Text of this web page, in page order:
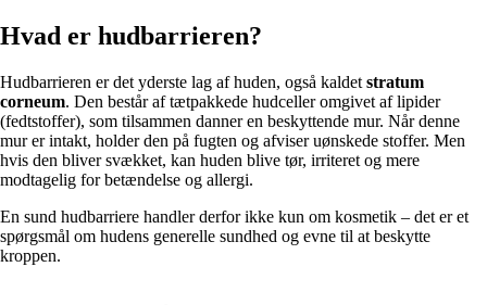
Hvad er hudbarrieren?
Hudbarrieren er det yderste lag af huden, også kaldet stratum
corneum. Den består af tætpakkede hudceller omgivet af lipider
(fedtstoffer), som tilsammen danner en beskyttende mur. Når denne
mur er intakt, holder den på fugten og afviser uønskede stoffer. Men
hvis den bliver svækket, kan huden blive tør, irriteret og mere
modtagelig for betændelse og allergi.
En sund hudbarriere handler derfor ikke kun om kosmetik – det er et
spørgsmål om hudens generelle sundhed og evne til at beskytte
kroppen.